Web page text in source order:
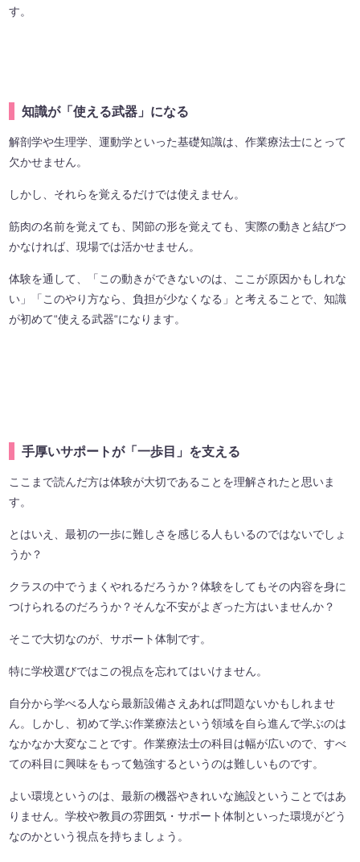
す。
知識が「使える武器」になる
解剖学や生理学、運動学といった基礎知識は、作業療法士にとって
欠かせません。
しかし、それらを覚えるだけでは使えません。
筋肉の名前を覚えても、関節の形を覚えても、実際の動きと結びつ
かなければ、現場では活かせません。
体験を通して、「この動きができないのは、ここが原因かもしれな
い」「このやり方なら、負担が少なくなる」と考えることで、知識
が初めて“使える武器“になります。
手厚いサポートが「一歩目」を支える
ここまで読んだ方は体験が大切であることを理解されたと思いま
す。
とはいえ、最初の一歩に難しさを感じる人もいるのではないでしょ
うか？
クラスの中でうまくやれるだろうか？体験をしてもその内容を身に
つけられるのだろうか？そんな不安がよぎった方はいませんか？
そこで大切なのが、サポート体制です。
特に学校選びではこの視点を忘れてはいけません。
自分から学べる人なら最新設備さえあれば問題ないかもしれませ
ん。しかし、初めて学ぶ作業療法という領域を自ら進んで学ぶのは
なかなか大変なことです。作業療法士の科目は幅が広いので、すべ
ての科目に興味をもって勉強するというのは難しいものです。
よい環境というのは、最新の機器やきれいな施設ということではあ
りません。学校や教員の雰囲気・サポート体制といった環境がどう
なのかという視点を持ちましょう。